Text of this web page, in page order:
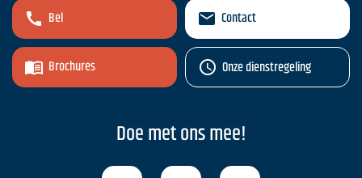
Bel
Brochures
Contact
Onze dienstregeling
Doe met ons mee!